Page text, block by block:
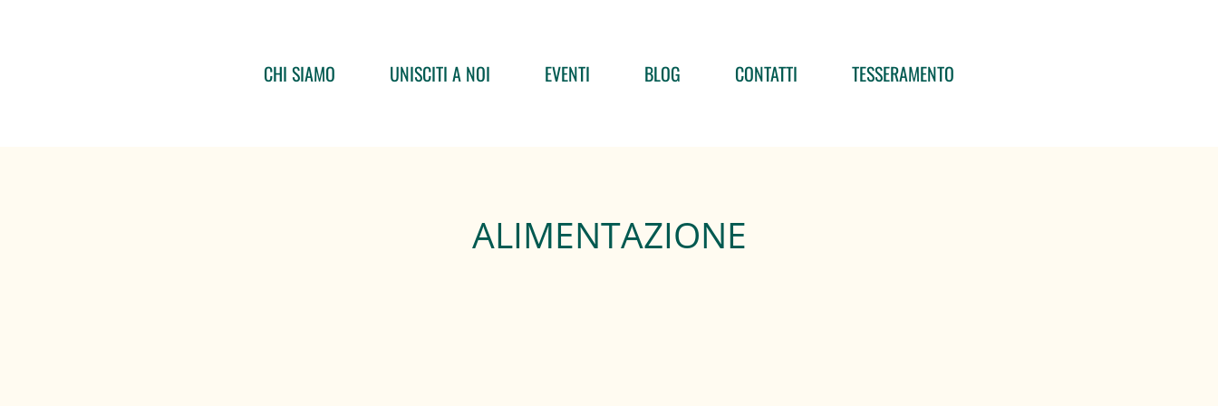
CHI SIAMO UNISCITI A NOI EVENTI BLOG CONTATTI TESSERAMENTO
ALIMENTAZIONE